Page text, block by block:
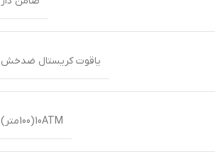
یاقوت کریستال ضدخش
10ATM(100متر)